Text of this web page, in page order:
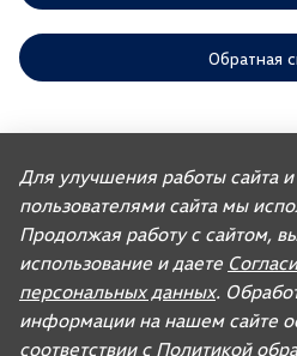
Обратная
предусмотренных законодательством
требований покупателей
импортированных ООО «ФОЛЬКСВАГЕН
«АГР» не несет ответственности за
импортированных с других рынков
соответствие установленным в
требованиям и не обязано по
требования, связанные с
При покупке автомобиля рекомендуем
документ, в котором должна
данного автомобиля.
Для улучшения работы сайта
пользователями сайта мы
Продолжая работу с сайтом,
использование и даете
персональных данных.
информации на нашем сайте
соответствии с Политикой